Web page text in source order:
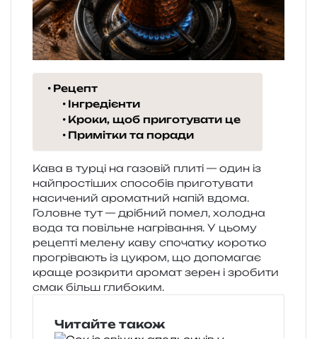
Рецепт
Інгредієнти
Кроки, щоб приготувати це
Примітки та поради
Кава в турці на газо­вій плиті — один із
най­про­сті­ших спосо­бів при­го­ту­ва­ти
наси­че­ний аро­ма­тний напій вдома.
Головне тут — дрі­бний помел, холо­дна
вода та повіль­не нагрі­ва­н­ня. У цьому
реце­пті меле­ну каву спо­ча­тку коро­тко
про­грі­ва­ють із цукром, що допо­ма­гає
краще роз­кри­ти аро­мат зерен і зро­би­ти
смак більш глибоким.
Читайте також